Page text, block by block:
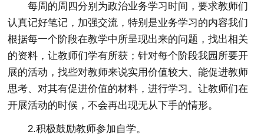
每周的周四分别为政治业务学习时间，要求教师们
认真记好笔记，加强交流，特别是业务学习的内容我们
根据每一个阶段在教学中所呈现出来的问题，找出相关
的资料，让教师们学有所获；针对每个阶段我园所要开
展的活动，找些对教师来说实用价值较大、能促进教师
思考、对其有促进价值的材料，进行学习。让教师们在
开展活动的时候，不会再出现无从下手的情形。
2.积极鼓励教师参加自学。